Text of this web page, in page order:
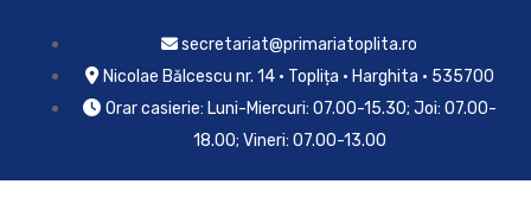
secretariat@primariatoplita.ro
Nicolae Bălcescu nr. 14 • Toplița • Harghita • 535700
Orar casierie: Luni-Miercuri: 07.00-15.30; Joi: 07.00-
18.00; Vineri: 07.00-13.00